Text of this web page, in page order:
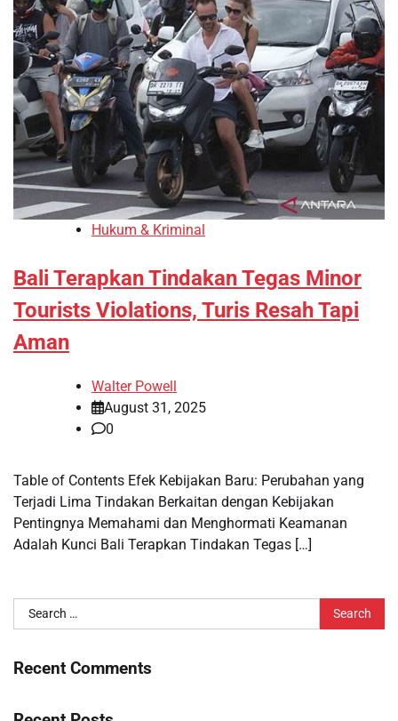
Hukum & Kriminal
Bali Terapkan Tindakan Tegas Minor
Tourists Violations, Turis Resah Tapi
Aman
Walter Powell
August 31, 2025
0
Table of Contents Efek Kebijakan Baru: Perubahan yang
Terjadi Lima Tindakan Berkaitan dengan Kebijakan
Pentingnya Memahami dan Menghormati Keamanan
Adalah Kunci Bali Terapkan Tindakan Tegas […]
Search
for:
Recent Comments